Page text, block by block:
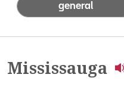
general
Mississauga